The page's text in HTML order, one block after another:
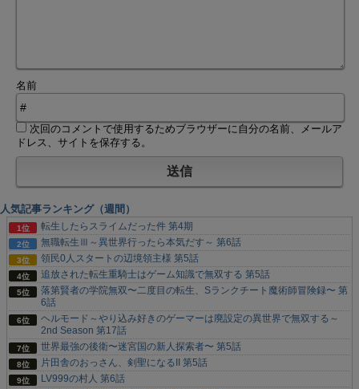
名前
次回のコメントで使用するためブラウザーに自分の名前、メールア
ドレス、サイトを保存する。
人気記事ランキング（週間）
転生したらスライムだった件 第4期
無職転生Ⅲ～異世界行ったら本気だす～ 第6話
領民0人スタートの辺境領主様 第5話
追放された転生重騎士はゲーム知識で無双する 第5話
落第賢者の学院無双〜二度目の転生、Sランクチート魔術師冒険録〜 第
6話
ヘルモード～やり込み好きのゲーマーは廃設定の異世界で無双する～
2nd Season 第17話
世界最強の後衛〜迷宮国の新人探索者〜 第5話
片田舎のおっさん、剣聖になるII 第5話
LV999の村人 第6話